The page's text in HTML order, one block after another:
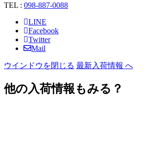
TEL : 098-887-0088
LINE
Facebook
Twitter
Mail
ウインドウを閉じる 最新入荷情報 へ
他の入荷情報もみる？